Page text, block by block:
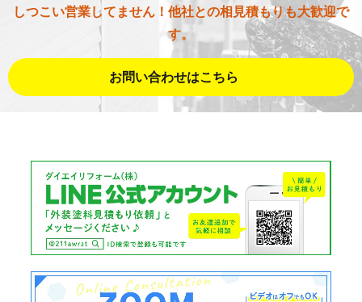
しつこい営業してません！他社との相見積もりも大歓迎で
す。
お問い合わせはこちら